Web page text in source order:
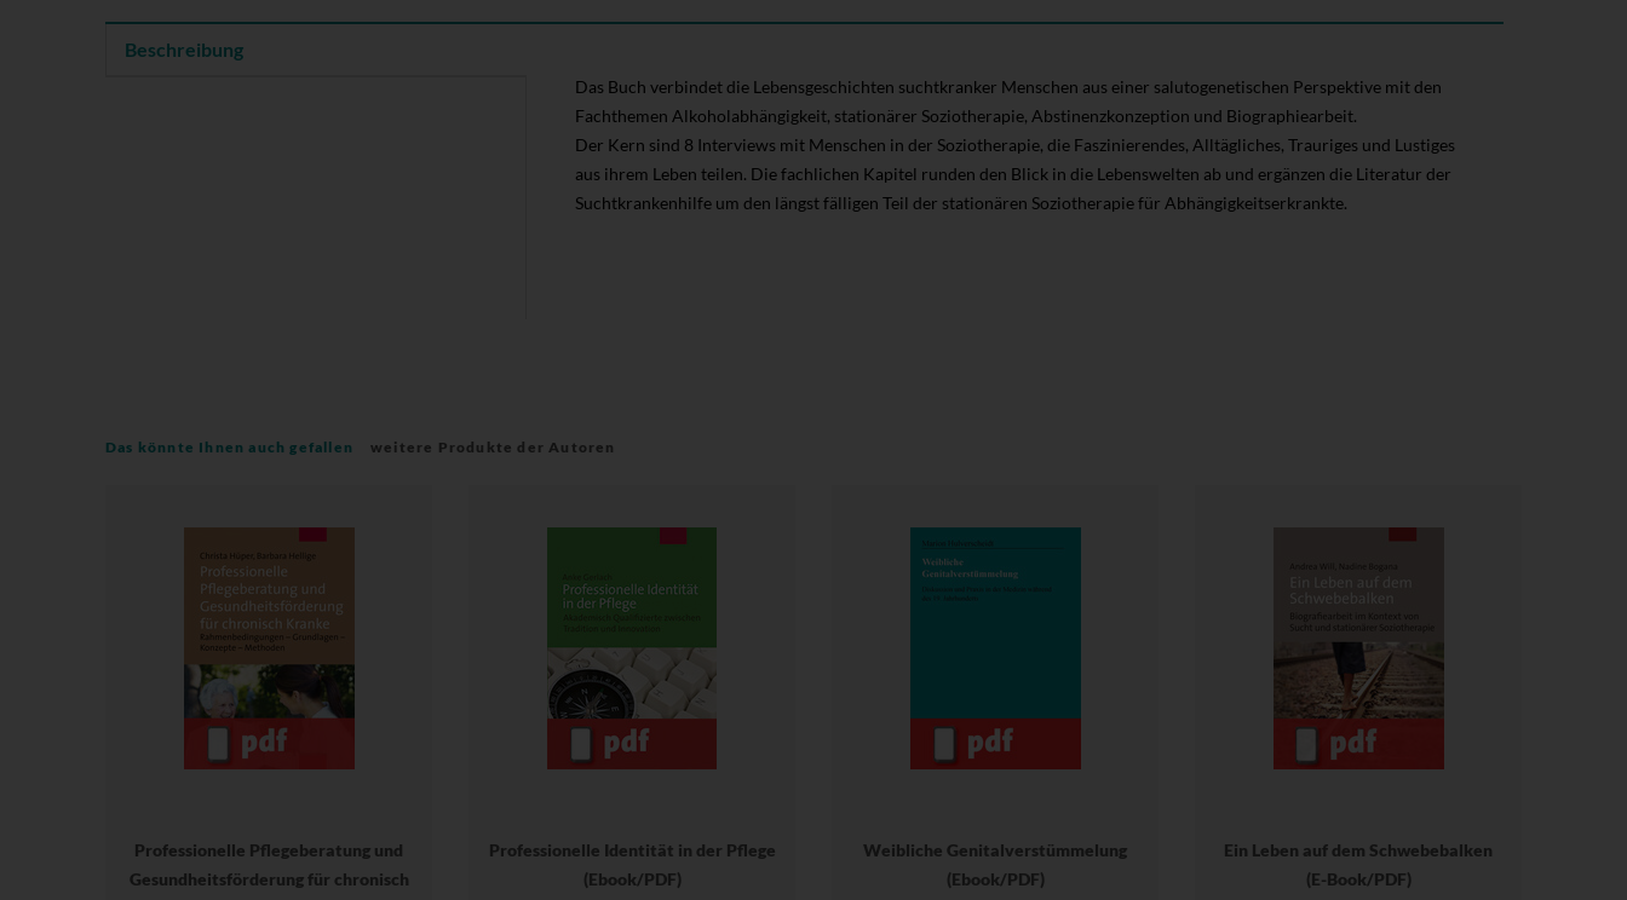
Beschreibung
Das Buch verbindet die Lebensgeschichten suchtkranker Menschen aus einer salutogenetischen Perspektive mit den
Fachthemen Alkoholabhängigkeit, stationärer Soziotherapie, Abstinenzkonzeption und Biographiearbeit.
Der Kern sind 8 Interviews mit Menschen in der Soziotherapie, die Faszinierendes, Alltägliches, Trauriges und Lustiges
aus ihrem Leben teilen. Die fachlichen Kapitel runden den Blick in die Lebenswelten ab und ergänzen die Literatur der
Suchtkrankenhilfe um den längst fälligen Teil der stationären Soziotherapie für Abhängigkeitserkrankte.
Das könnte Ihnen auch gefallen weitere Produkte der Autoren
Professionelle Pflegeberatung und
Gesundheitsförderung für chronisch
Professionelle Identität in der Pflege
(Ebook/PDF)
Weibliche Genitalverstümmelung
(Ebook/PDF)
Ein Leben auf dem Schwebebalken
(E-Book/PDF)